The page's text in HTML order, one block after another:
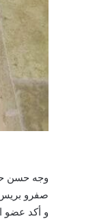
وجه حسن
صفرو
و أكد عضو